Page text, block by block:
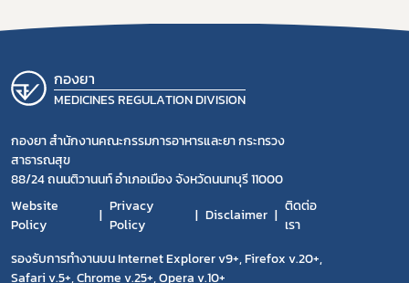
กองยา
MEDICINES REGULATION DIVISION
กองยา สำนักงานคณะกรรมการอาหารและยา กระทรวง
สาธารณสุข
88/24 ถนนติวานนท์ อำเภอเมือง จังหวัดนนทบุรี 11000
Website
Policy
Privacy
Policy
Disclaimer
ติดต่อ
เรา
รองรับการทำงานบน Internet Explorer v9+, Firefox v.20+,
Safari v.5+, Chrome v.25+, Opera v.10+